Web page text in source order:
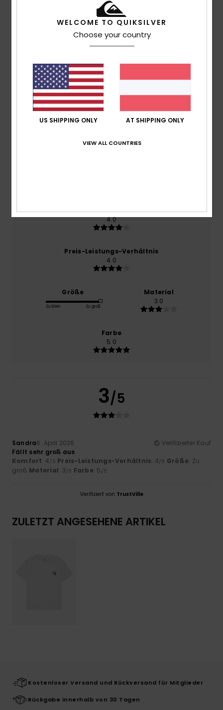
Versand & Rückversand
Kundenbewertungen
Durchschnittliche Bewertung
3.0
Komfort
4.0
Preis-Leistungs-Verhältnis
4.0
Größe
Zu klein Zu groß
Material
3.0
Farbe
5.0
3/5
Sandra6. April 2026
Verifizierter Kauf
Fällt sehr groß aus
Komfort: 4/5 Preis-Leistungs-Verhältnis: 4/5 Größe: Zu
groß Material: 3/5 Farbe: 5 /5
Verifiziert von TrustVille
ZULETZT ANGESEHENE ARTIKEL
Kostenloser Versand und Rückversand für Mitglieder
Rückgabe innerhalb von 30 Tagen
WELCOME TO QUIKSILVER
Choose your country
US SHIPPING ONLY AT SHIPPING ONLY
VIEW ALL COUNTRIES